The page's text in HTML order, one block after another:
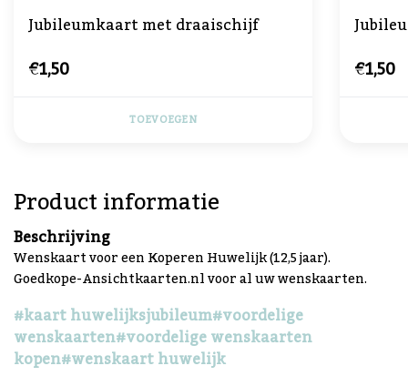
Jubileumkaart met draaischijf
€1,50
TOEVOEGEN
€1,50
Product informatie
Beschrijving
Wenskaart voor een Koperen Huwelijk (12,5 jaar).
Goedkope-Ansichtkaarten.nl voor al uw wenskaarten.
#kaart huwelijksjubileum#voordelige
wenskaarten#voordelige wenskaarten
kopen#wenskaart huwelijk